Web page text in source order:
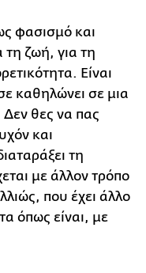
φασισμό και
τη ζωή, για τη
Είναι
καθηλώνει σε μια
θες να πας
και
τη
με άλλον τρόπο
που έχει άλλο
όπως είναι, με